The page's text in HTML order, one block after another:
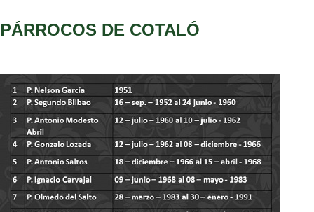
PÁRROCOS DE COTALÓ